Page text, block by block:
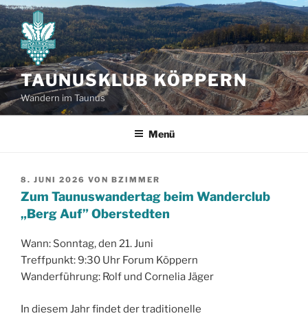
Zum
Inhalt
springen
TAUNUSKLUB KÖPPERN
Wandern im Taunus
Menü
VERÖFFENTLICHT
AM
8. JUNI 2026 VON BZIMMER
Zum Taunuswandertag beim Wanderclub
„Berg Auf” Oberstedten
Wann: Sonntag, den 21. Juni
Treffpunkt: 9:30 Uhr Forum Köppern
Wanderführung: Rolf und Cornelia Jäger
In diesem Jahr findet der traditionelle